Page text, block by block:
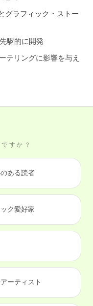
グラフィック・ストー
駆的に開発
テリングに影響を与え
すか？
ある読者
ク愛好家
ーティスト